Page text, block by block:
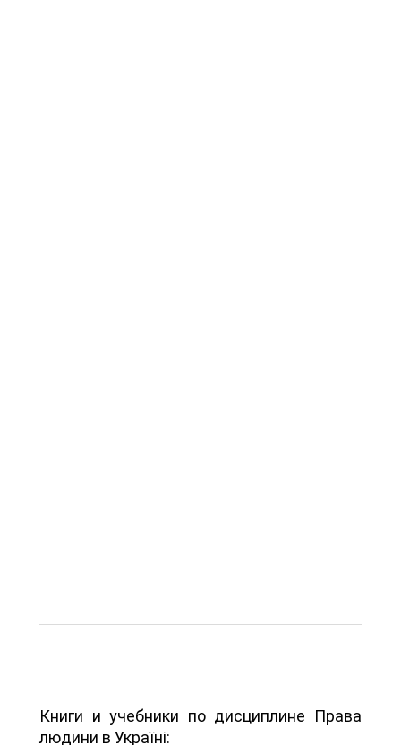
Книги и учебники по дисциплине Права
людини в Україні: